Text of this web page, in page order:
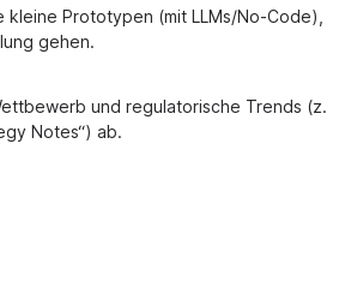
Prototypen (mit LLMs/No-Code),
gehen.
und regulatorische Trends (z.
Notes“) ab.